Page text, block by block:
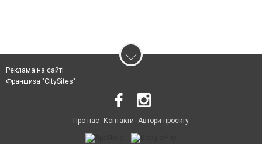
Реклама на сайті
Франшиза "CitySites"
Про нас Контакти Автори проєкту